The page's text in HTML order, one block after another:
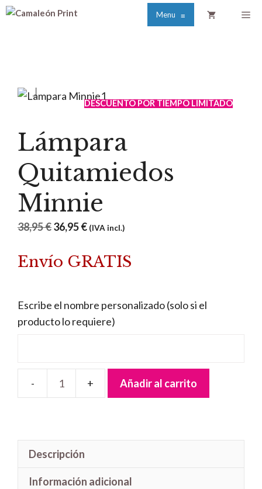
Saltar
Menu ≡
DESCUENTO POR TIEMPO LIMITADO
Lámpara
Quitamiedos
Minnie
38,95€El
original
36,95€El
actual
(IVA incl.)
Envío GRATIS
Escribe el nombre personalizado (solo si el
producto lo requiere)
Lámpara
cantidad
Añadir al carrito
Descripción
Información adicional